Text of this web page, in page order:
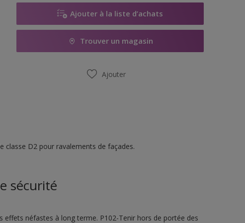
Ajouter à la liste d’achats
Trouver un magasin
Ajouter
classe D2 pour ravalements de façades.
sécurité
néfastes à long terme. P102-Tenir hors de portée des